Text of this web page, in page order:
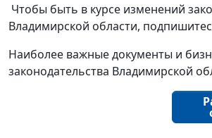
Чтобы быть в курсе изменений
Владимирской области,
Наиболее важные документы и
законодательства Владимирской